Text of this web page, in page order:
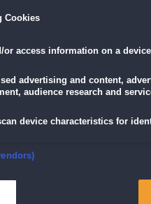
war, man das Spiel immer
doch das erfährt man erst
nur in der fehlerfreien Version zur
fehlerfreien Version heruntergeladen
zu lösen; Spannung bleibt aber
Cookies
or access information on a device
advertising and content,
audience research and
device characteristics for
prevent and detect fraud,